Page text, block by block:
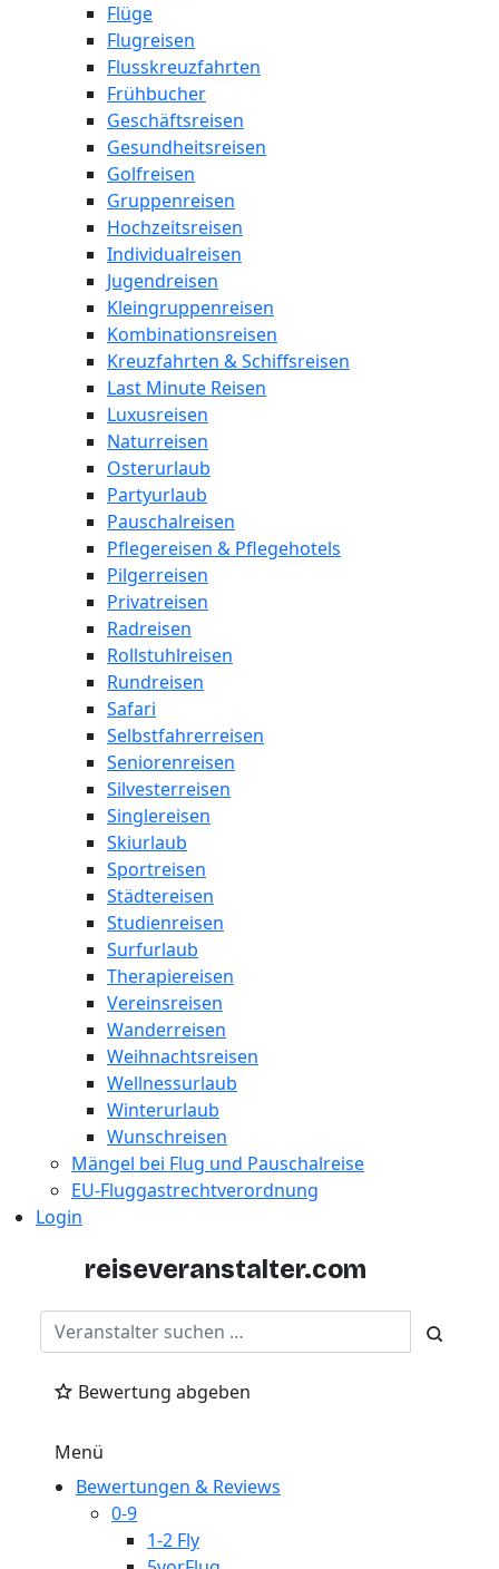
Flüge
Flugreisen
Flusskreuzfahrten
Frühbucher
Geschäftsreisen
Gesundheitsreisen
Golfreisen
Gruppenreisen
Hochzeitsreisen
Individualreisen
Jugendreisen
Kleingruppenreisen
Kombinationsreisen
Kreuzfahrten & Schiffsreisen
Last Minute Reisen
Luxusreisen
Naturreisen
Osterurlaub
Partyurlaub
Pauschalreisen
Pflegereisen & Pflegehotels
Pilgerreisen
Privatreisen
Radreisen
Rollstuhlreisen
Rundreisen
Safari
Selbstfahrerreisen
Seniorenreisen
Silvesterreisen
Singlereisen
Skiurlaub
Sportreisen
Städtereisen
Studienreisen
Surfurlaub
Therapiereisen
Vereinsreisen
Wanderreisen
Weihnachtsreisen
Wellnessurlaub
Winterurlaub
Wunschreisen
Mängel bei Flug und Pauschalreise
EU-Fluggastrechtverordnung
Login
reiseveranstalter.com
Bewertung abgeben
Menü
Bewertungen & Reviews
0-9
1-2 Fly